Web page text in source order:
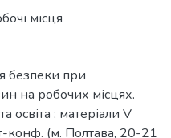
місця
безпеки при
на робочих місцях.
освіта : матеріали V
конф. (м. Полтава, 20-21